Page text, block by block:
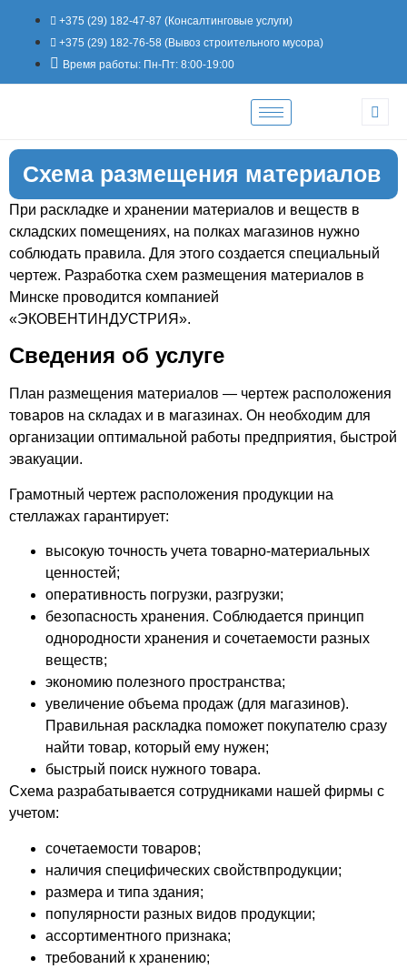
+375 (29) 182-47-87 (Консалтинговые услуги)
+375 (29) 182-76-58 (Вывоз строительного мусора)
Время работы: Пн-Пт: 8:00-19:00
Схема размещения материалов
При раскладке и хранении материалов и веществ в
складских помещениях, на полках магазинов нужно
соблюдать правила. Для этого создается специальный
чертеж. Разработка схем размещения материалов в
Минске проводится компанией
«ЭКОВЕНТИНДУСТРИЯ».
Сведения об услуге
План размещения материалов — чертеж расположения
товаров на складах и в магазинах. Он необходим для
организации оптимальной работы предприятия, быстрой
эвакуации.
Грамотный чертеж расположения продукции на
стеллажах гарантирует:
высокую точность учета товарно-материальных
ценностей;
оперативность погрузки, разгрузки;
безопасность хранения. Соблюдается принцип
однородности хранения и сочетаемости разных
веществ;
экономию полезного пространства;
увеличение объема продаж (для магазинов).
Правильная раскладка поможет покупателю сразу
найти товар, который ему нужен;
быстрый поиск нужного товара.
Схема разрабатывается сотрудниками нашей фирмы с
учетом:
сочетаемости товаров;
наличия специфических свойствпродукции;
размера и типа здания;
популярности разных видов продукции;
ассортиментного признака;
требований к хранению;